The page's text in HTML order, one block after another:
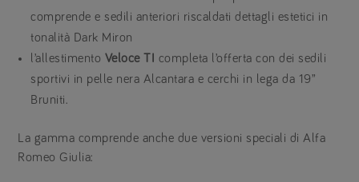
comprende e sedili anteriori riscaldati dettagli estetici in
tonalità Dark Miron
l’allestimento Veloce TI completa l’offerta con dei sedili
sportivi in pelle nera Alcantara e cerchi in lega da 19”
Bruniti.
La gamma comprende anche due versioni speciali di Alfa
Romeo Giulia: